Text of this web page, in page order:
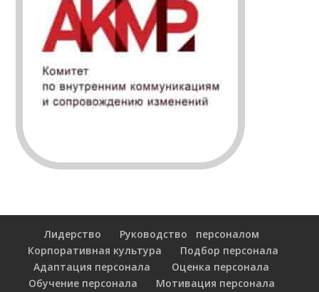
Лидерство
Руководство персоналом
Корпоративная культура
Подбор персонала
Адаптация персонала
Оценка персонала
Обучение персонала
Мотивация персонала